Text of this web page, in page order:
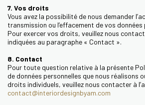
7. Vos droits
Vous avez la possibilité de nous demander
transmission ou l’effacement de vos données
Pour exercer vos droits, veuillez nous
indiquées au paragraphe « Contact ».
8. Contact
Pour toute question relative à la présente
de données personnelles que nous réalisons
droits individuels, veuillez nous contacter à
contact@interiordesignbyam.com